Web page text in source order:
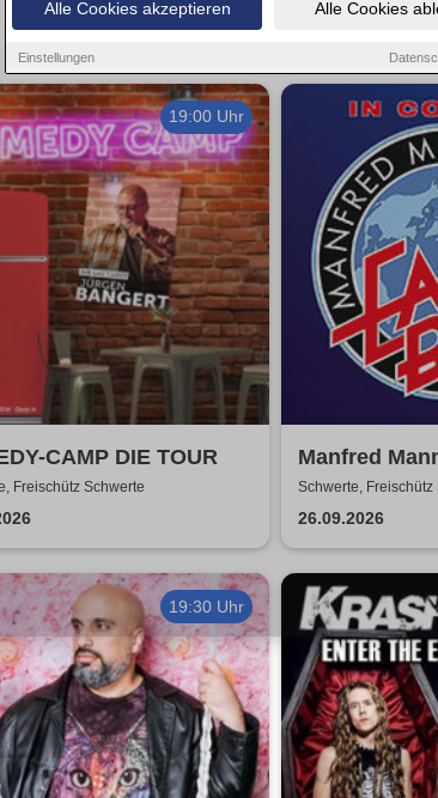
Alle Cookies akzeptieren Alle Cookies
Einstellungen
19:00 Uhr
CAMP DIE TOUR
Freischütz Schwerte
Manfred
Schwerte, Freischütz
26.09.2026
19:30 Uhr